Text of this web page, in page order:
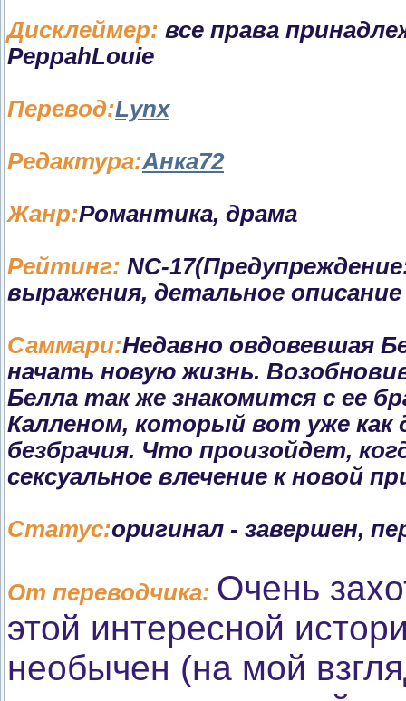
Дисклеймер: все права
PeppahLouie
Перевод:Lynx
Редактура:Анка72
Жанр:Романтика, драма
Рейтинг: NC-
выражения, детальное описание
Саммари:Недавно овдовевшая
начать новую жизнь.
Белла так же знакомится с ее
Калленом, который вот уже как
безбрачия. Что произойдет,
сексуальное влечение к новой
Статус:оригинал - завершен,
От переводчика: Очень
этой интересной
необычен (на мой